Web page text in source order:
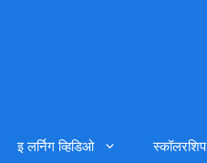
इ लर्निग व्हिडिओ स्कॉलरशिप